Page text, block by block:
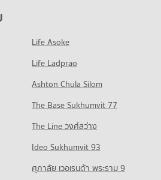
ำไท
รูส์อินเตอร์เนชันแนล กรุงเทพ
ดรูส์อินเตอร์เนชันแนล กรุงเทพ
รูส์อินเตอร์เนชันแนล กรุงเทพ
แหง
ำแหง
คำแหง
พฯ
ทพฯ
พฯ
ม่) กรุงเทพฯ
ใหม่) กรุงเทพฯ
Life Asoke
Life Ladprao
Ashton Chula Silom
The Base Sukhumvit 77
The Line วงศ์สว่าง
Ideo Sukhumvit 93
ศุภาลัย เวอเรนด้า พระราม 9